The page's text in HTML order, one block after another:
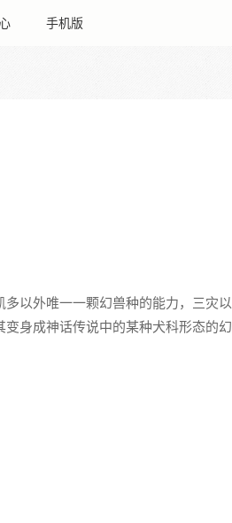
手机版
以外唯一一颗幻兽种的能力，三灾以
身成神话传说中的某种犬科形态的幻